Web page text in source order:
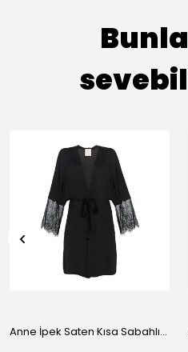
Anne İpek Saten Kısa Sabahlık - Siyah